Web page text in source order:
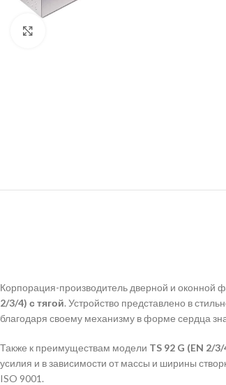
Корпорация-производитель дверной и оконной
2/3/4) с тягой. Устройство представлено в
благодаря своему механизму в форме сердца
Также к преимуществам модели TS 92 G (EN 2/
усилия и в зависимости от массы и ширины
ISO 9001.